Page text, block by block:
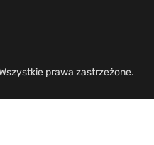
prawa zastrzeżone.